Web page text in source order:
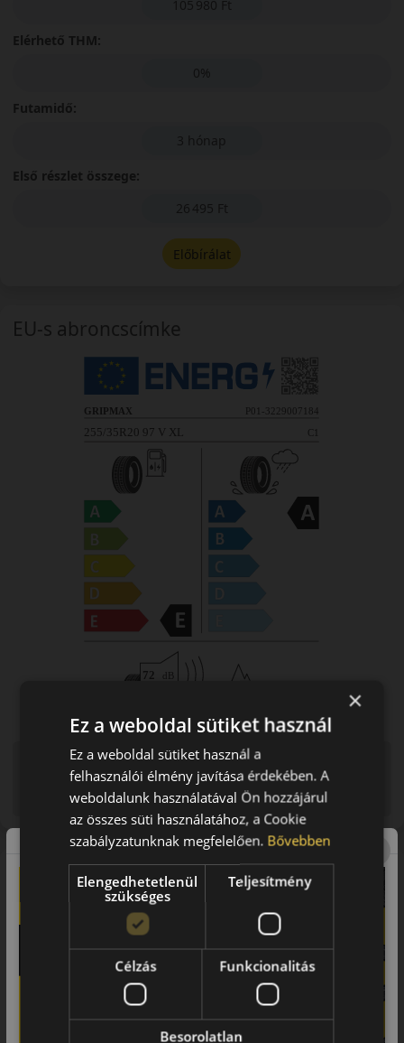
A mintázat
Gripmax Suregrip Pro Winter
Prémium tapadás a hideg hónapokra
Gripmax Suregrip Pro Winter téli
gumiabroncs
A Gripmax Suregrip Pro Winter egy prémium kategóriás téli
105 980 Ft
Elérhető THM:
0%
Futamidő:
3 hónap
Első részlet összege:
26 495 Ft
Előbírálat
EU-s abroncscímke
Figyelem a feltüntetett címke adatok tájékoztató
jellegűek. Előfordulhat, hogy még a korábbi EU-s címkével
ellátott abroncs kerül kiszállításra.
×
Ez a weboldal sütiket használ
Ez a weboldal sütiket használ a
felhasználói élmény javítása érdekében. A
weboldalunk használatával Ön hozzájárul
az összes süti használatához, a Cookie
szabályzatunknak megfelelően. Bővebben
Elengedhetetlenül
szükséges
Teljesítmény
Célzás Funkcionalitás
Besorolatlan